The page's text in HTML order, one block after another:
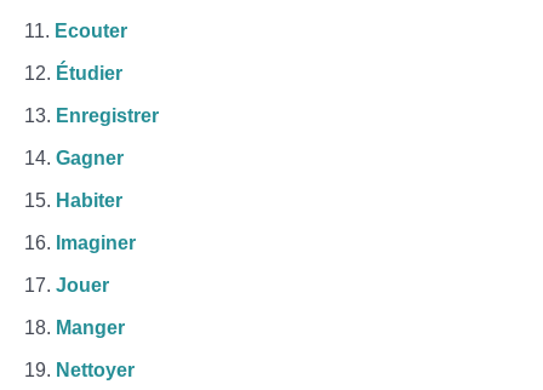
Ecouter
Étudier
Enregistrer
Gagner
Habiter
Imaginer
Jouer
Manger
Nettoyer